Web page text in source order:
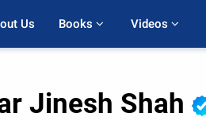
Us Books Videos
Jinesh Shah